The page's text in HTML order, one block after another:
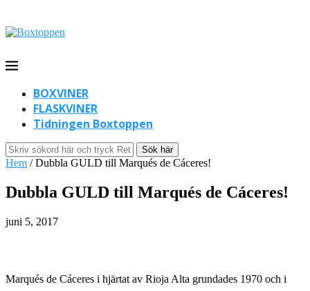
BOXVINER
FLASKVINER
Tidningen Boxtoppen
Sök här
Hem /Dubbla GULD till Marqués de Cáceres!
Dubbla GULD till Marqués de Cáceres!
juni 5, 2017
Marqués de Cáceres i hjärtat av Rioja Alta grundades 1970 och i